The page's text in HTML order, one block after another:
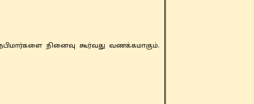
நினைவு கூர்வது வணக்கமாகும்.